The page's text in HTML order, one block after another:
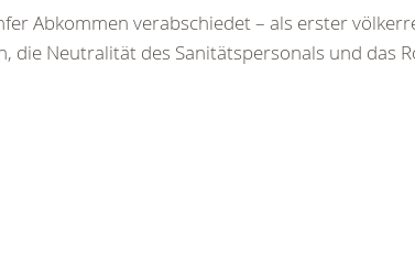
Abkommen verabschiedet – als erster
die Neutralität des Sanitätspersonals und das